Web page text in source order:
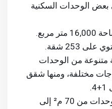
بعض الوحدات السكنية
من الوحدات
مختلفة، ومنها شقق
كما تتراوح مساحات الوحدات من 70 م² إلى